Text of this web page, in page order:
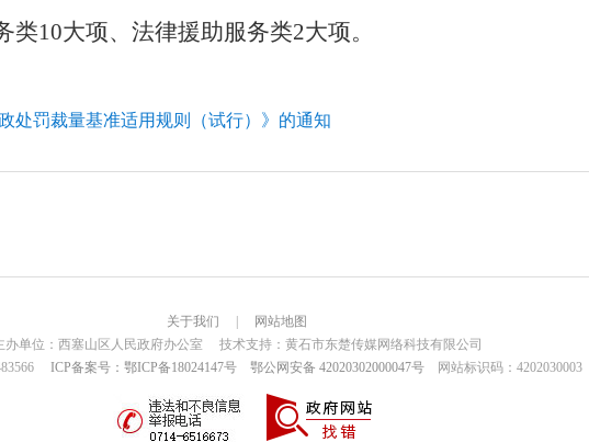
类10大项、法律援助服务类2大项。
处罚裁量基准适用规则（试行）》的通知
关于我们
网站地图
办单位：西塞山区人民政府办公室 技术支持：黄石市东楚传媒网络科技有限公司
ICP备案号：鄂ICP备18024147号 鄂公网安备 42020302000047号 网站标识码：4202030003